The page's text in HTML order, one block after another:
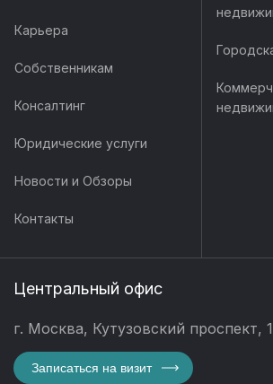
Карьера
Собственникам
Консалтинг
Юридические услуги
Новости и Обзоры
Контакты
Центральный офис
г. Москва, Кутузовский проспект,
Записаться на визит